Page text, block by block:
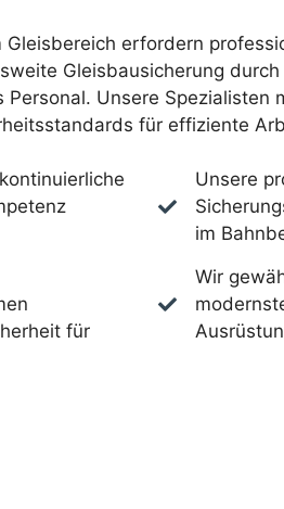
erfordern
Gleisbausicherung
Unsere Spezialisten
für effiziente
für
Unsere
im
Wir